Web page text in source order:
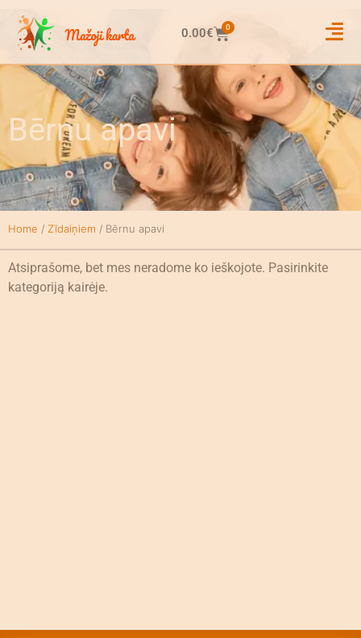
0.00€ 0
Bērnu apavi
Home / Zīdaiņiem / Bērnu apavi
Atsiprašome, bet mes neradome ko ieškojote. Pasirinkite
kategoriją kairėje.